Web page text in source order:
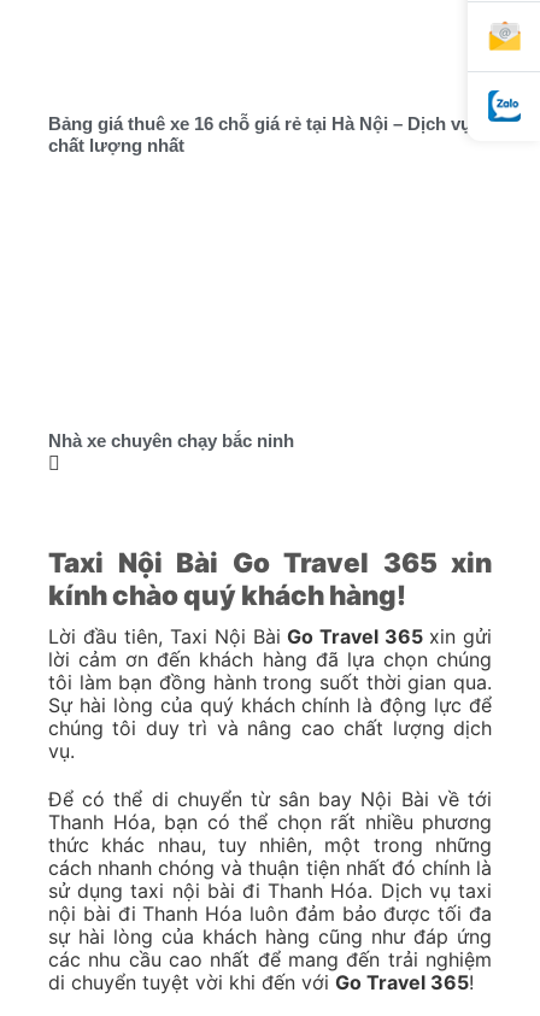
Bảng giá thuê xe 16 chỗ giá rẻ tại Hà Nội – Dịch vụ
chất lượng nhất
Nhà xe chuyên chạy bắc ninh
Taxi Nội Bài Go Travel 365 xin
kính chào quý khách hàng!
Lời đầu tiên, Taxi Nội BàiGo Travel 365 xin gửi
lời cảm ơn đến khách hàng đã lựa chọn chúng
tôi làm bạn đồng hành trong suốt thời gian qua.
Sự hài lòng của quý khách chính là động lực để
chúng tôi duy trì và nâng cao chất lượng dịch
vụ.
Để có thể di chuyển từ sân bay Nội Bài về tới
Thanh Hóa, bạn có thể chọn rất nhiều phương
thức khác nhau, tuy nhiên, một trong những
cách nhanh chóng và thuận tiện nhất đó chính là
sử dụng taxi nội bài đi Thanh Hóa. Dịch vụ taxi
nội bài đi Thanh Hóa luôn đảm bảo được tối đa
sự hài lòng của khách hàng cũng như đáp ứng
các nhu cầu cao nhất để mang đến trải nghiệm
di chuyển tuyệt vời khi đến với Go Travel 365!